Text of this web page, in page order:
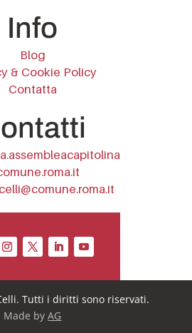
Info
Blog
& Cookie Policy
Contatta
Tutti i diritti sono riservati.
Made byAG